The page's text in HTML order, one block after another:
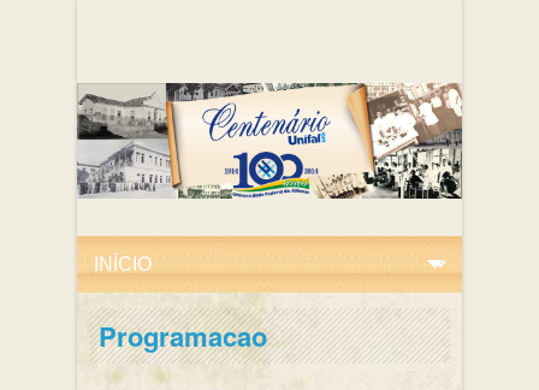
Programacao